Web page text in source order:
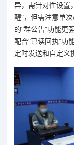
异，需针对性设置
醒"，但需注意单
的"群公告"功能更
配合"已读回执"功
定时发送和自定义